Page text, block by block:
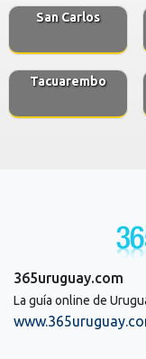
San Carlos
Tacuarembo
365uruguay.com
La guía online de